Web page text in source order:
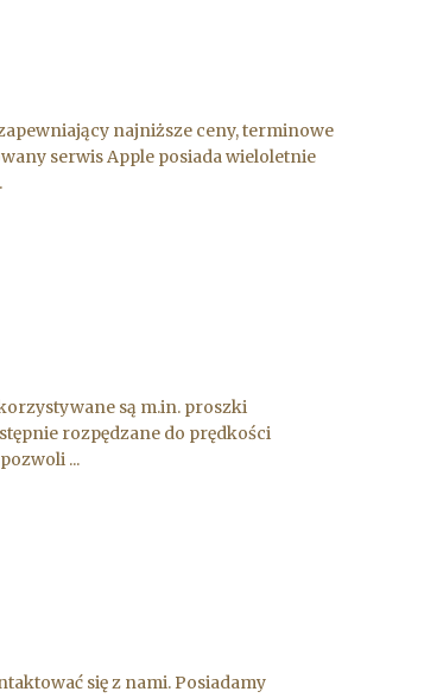
najniższe ceny, terminowe
serwis Apple posiada wieloletnie
są m.in. proszki
rozpędzane do prędkości
...
się z nami. Posiadamy